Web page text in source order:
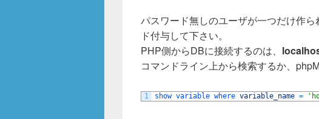
パスワード無しのユーザが一つだけ作
ド付与して下さい。
PHP側からDBに接続するのは、
コマンドライン上から検索するか、
1 show variable where variable_name =